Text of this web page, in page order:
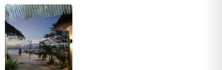
여러분들 꼭 다녀오세요~!